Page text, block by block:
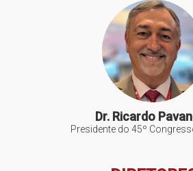
Dr. Ricardo
Presidente do 45º